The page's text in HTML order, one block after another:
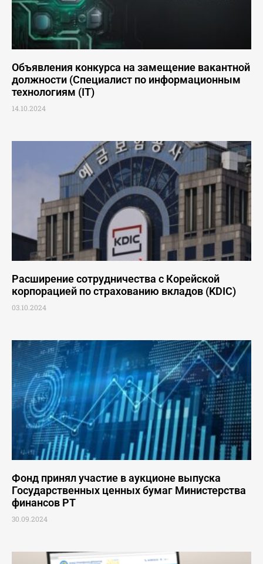
Объявления конкурса на замещение вакантной
должности (Специалист по информационным
технологиям (IT)
14.10.2024
Расширение сотрудничества с Корейской
корпорацией по страхованию вкладов (KDIС)
03.10.2024
Фонд принял участие в аукционе выпуска
Государственных ценных бумаг Министерства
финансов РТ
30.09.2024